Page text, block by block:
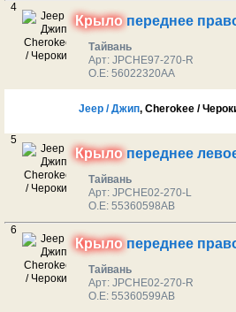
4
Крылопереднее
Тайвань
Арт: JPCHE97-270-R
O.E: 56022320AA
Jeep / Джип, Cherokee /
5
Крылопереднее
Тайвань
Арт: JPCHE02-270-L
O.E: 55360598AB
6
Крылопереднее
Тайвань
Арт: JPCHE02-270-R
O.E: 55360599AB